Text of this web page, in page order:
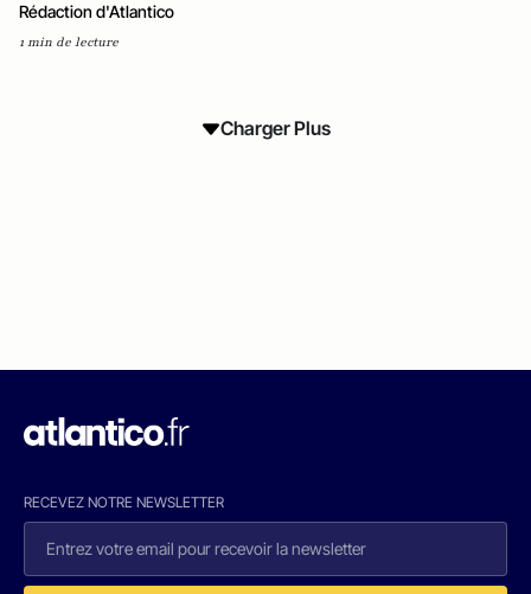
Rédaction d'Atlantico
1 min de lecture
Charger Plus
RECEVEZ NOTRE NEWSLETTER